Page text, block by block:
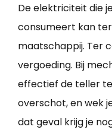
De elektriciteit die
consumeert kan
maatschappij. Ter
vergoeding. Bij
effectief de teller
overschot, en wek
dat geval krijg je